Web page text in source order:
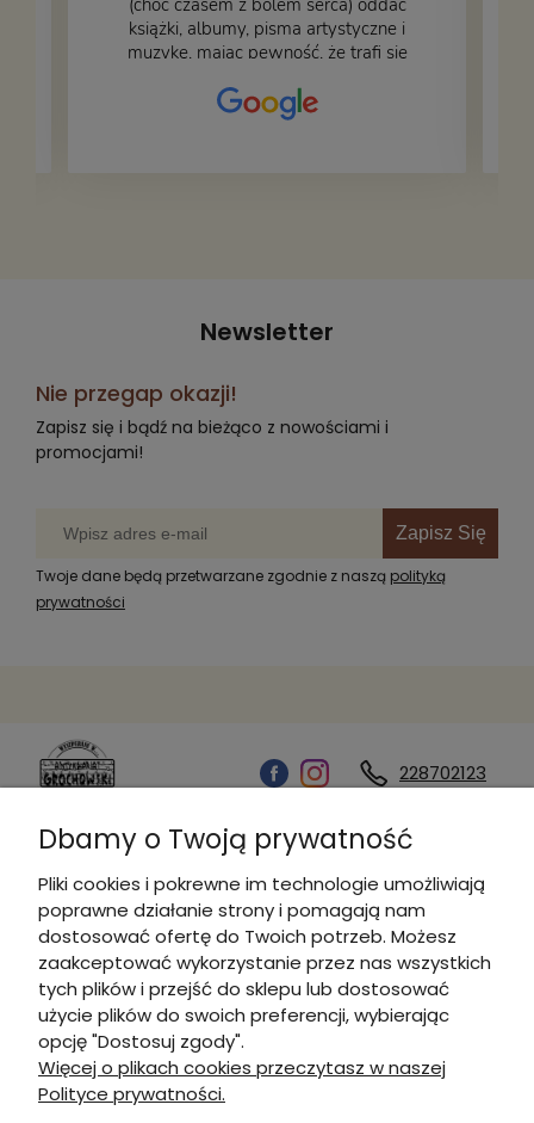
książki, albumy, pisma artystyczne i
muzykę, mając pewność, że trafi się
– nasze książki w trakcie
przepakowywania. Część oddaliśmy
Newsletter
Nie przegap okazji!
Zapisz się i bądź na bieżąco z nowościami i
promocjami!
Zapisz Się
Twoje dane będą przetwarzane zgodnie z naszą polityką
prywatności
228702123
Kontakt
Informacje
Płatności i dostawa
Moje konto
Dbamy o Twoją prywatność
Pliki cookies i pokrewne im technologie umożliwiają
poprawne działanie strony i pomagają nam
dostosować ofertę do Twoich potrzeb. Możesz
zaakceptować wykorzystanie przez nas wszystkich
tych plików i przejść do sklepu lub dostosować
użycie plików do swoich preferencji, wybierając
opcję "Dostosuj zgody".
Więcej o plikach cookies przeczytasz w naszej
Polityce prywatności.